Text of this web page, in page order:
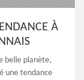
À
belle planète,
une tendance